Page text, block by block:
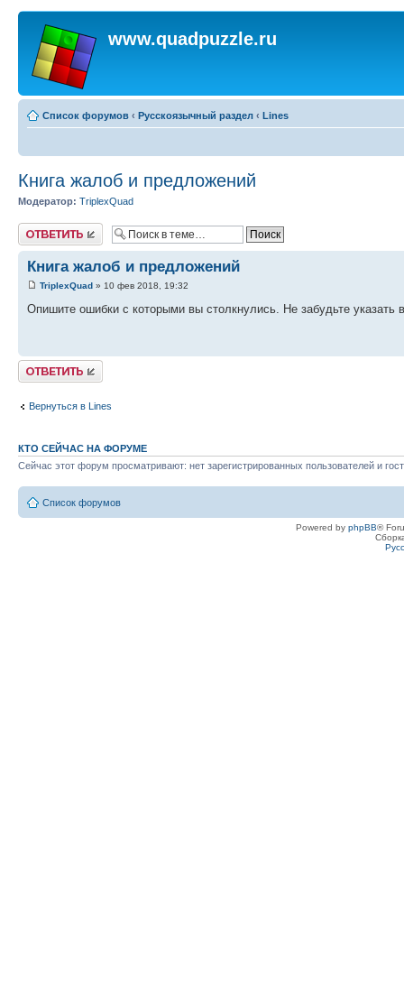
www.quadpuzzle.ru
Список форумов ‹ Русскоязычный раздел ‹ Lines
Книга жалоб и предложений
Модератор: TriplexQuad
Ответить
Книга жалоб и предложений
TriplexQuad » 10 фев 2018, 19:32
Опишите ошибки с которыми вы столкнулись. Не забудьте указать
Ответить
Вернуться в Lines
КТО СЕЙЧАС НА ФОРУМЕ
Сейчас этот форум просматривают: нет зарегистрированных пользователей и
Список форумов
Powered by phpBB®